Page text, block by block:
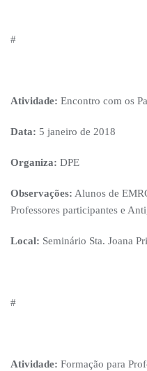
#
Atividade: Encontro com os
Data: 5 janeiro de 2018
Organiza: DPE
Observações: Alunos de
Professores participantes e
Local: Seminário Sta. Joana
#
Atividade: Formação para